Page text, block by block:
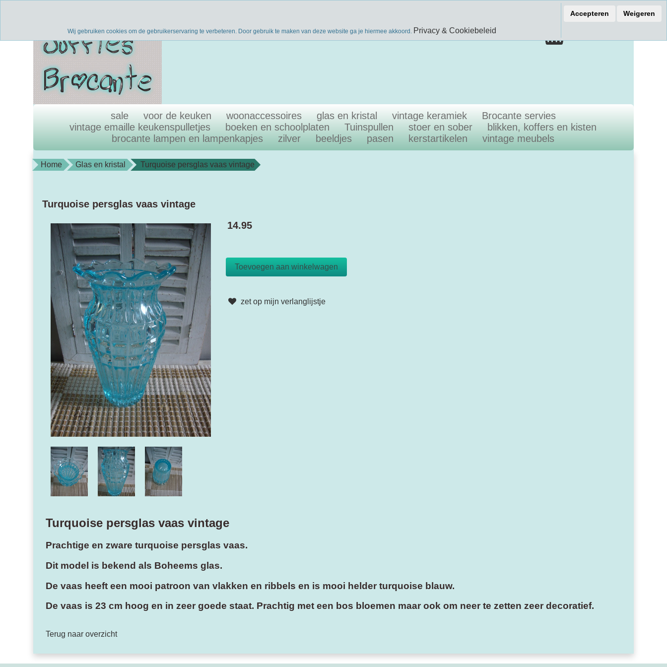
sale voor de keuken woonaccessoires glas en kristal vintage keramiek
Brocante servies
vintage emaille keukenspulletjes
boeken en schoolplaten Tuinspullen stoer en sober
blikken, koffers en kisten
brocante lampen en lampenkapjes
zilver beeldjes pasen kerstartikelen vintage meubels
Home Glas en kristal Turquoise persglas vaas vintage
Turquoise persglas vaas vintage
14.95
zet op mijn verlanglijstje
Turquoise persglas vaas vintage
Prachtige en zware turquoise persglas vaas.
Dit model is bekend als Boheems glas.
De vaas heeft een mooi patroon van vlakken en ribbels en is mooi helder turquoise blauw.
De vaas is 23 cm hoog en in zeer goede staat. Prachtig met een bos bloemen maar ook om neer te zetten zeer decoratief.
Terug naar overzicht
Wij gebruiken cookies om de gebruikerservaring te verbeteren. Door gebruik te maken van deze website ga je hiermee akkoord. Privacy & Cookiebeleid
Accepteren Weigeren